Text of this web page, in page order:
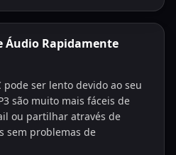
Áudio Rapidamente
pode ser lento devido ao seu
são muito mais fáceis de
ou partilhar através de
sem problemas de